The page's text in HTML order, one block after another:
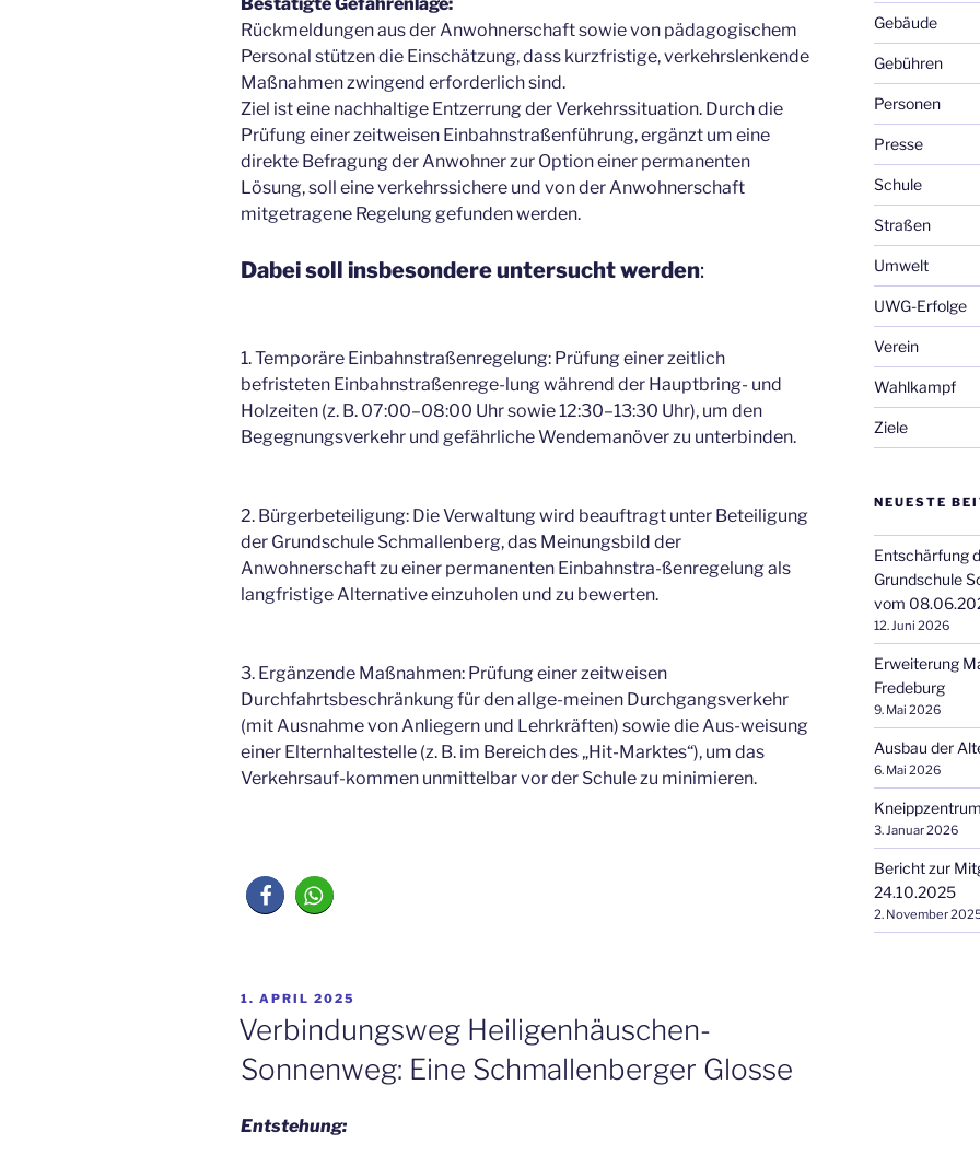
Rückmeldungen aus der Anwohnerschaft sowie von pädagogischem
Personal stützen die Einschätzung, dass kurzfristige, verkehrslenkende
Maßnahmen zwingend erforderlich sind.
Ziel ist eine nachhaltige Entzerrung der Verkehrssituation. Durch die
Prüfung einer zeitweisen Einbahnstraßenführung, ergänzt um eine
direkte Befragung der Anwohner zur Option einer permanenten
Lösung, soll eine verkehrssichere und von der Anwohnerschaft
mitgetragene Regelung gefunden werden.
Dabei soll insbesondere untersucht werden:
1. Temporäre Einbahnstraßenregelung: Prüfung einer zeitlich
befristeten Einbahnstraßenrege-lung während der Hauptbring- und
Holzeiten (z. B. 07:00–08:00 Uhr sowie 12:30–13:30 Uhr), um den
Begegnungsverkehr und gefährliche Wendemanöver zu unterbinden.
2. Bürgerbeteiligung: Die Verwaltung wird beauftragt unter Beteiligung
der Grundschule Schmallenberg, das Meinungsbild der
Anwohnerschaft zu einer permanenten Einbahnstra-ßenregelung als
langfristige Alternative einzuholen und zu bewerten.
3. Ergänzende Maßnahmen: Prüfung einer zeitweisen
Durchfahrtsbeschränkung für den allge-meinen Durchgangsverkehr
(mit Ausnahme von Anliegern und Lehrkräften) sowie die Aus-weisung
einer Elternhaltestelle (z. B. im Bereich des „Hit-Marktes“), um das
Verkehrsauf-kommen unmittelbar vor der Schule zu minimieren.
VERÖFFENTLICHT
1. APRIL 2025
Verbindungsweg Heiligenhäuschen-
Sonnenweg: Eine Schmallenberger Glosse
Entstehung:
Gebäude
Gebühren
Personen
Presse
Schule
Straßen
Umwelt
UWG-Erfolge
Verein
Wahlkampf
Ziele
NEUESTE
Entschärfung
Grundschule
vom
12. Juni 2026
Erweiterung
Fredeburg
9. Mai 2026
Ausbau der
6. Mai 2026
3. Januar 2026
Bericht zur
24.10.2025
2. November